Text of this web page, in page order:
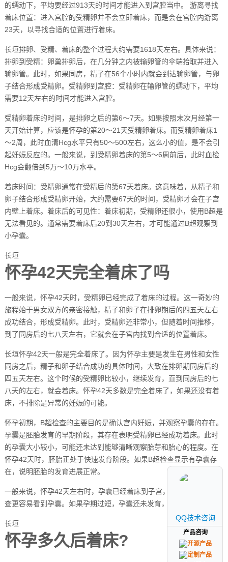
的蠕动下，平均要经过913天的时间才能进入到宫腔当中。 游离寻找
着床位置：进入宫腔的受精卵并不会立即着床，而是会在宫腔内游离
23天，以寻找合适的位置进行着床。
长垣排卵、受精、着床的整个过程大约需要1618天左右。具体来说：
排卵到受精：卵巢排卵后，在几分钟之内被输卵管的伞端拾取并进入
输卵管。此时，如果同房，精子在56个小时内就会到达输卵管，与卵
子结合形成受精卵。受精卵到宫腔：受精卵在输卵管的蠕动下，平均
需要12天左右的时间才能进入宫腔。
受精卵着床的时间，是排卵之后的第6～7天。如果按照末次月经第一
天开始计算，应该是怀孕的第20～21天受精卵着床。而受精卵着床1
～2周，此时血清Hcg水平只有50～500左右，这么小的值，是不会引
起妊娠反应的。一般来说，到受精卵着床的第5～6周前后，此时血检
Hcg会翻倍到5万～10万水平。
着床时间：受精卵通常在受精后的第67天着床。这意味着，从精子和
卵子结合形成受精卵开始，大约需要67天的时间，受精卵才会在子宫
内壁上着床。着床后的可见性：着床初期，受精卵还很小，使用B超是
无法看见的。通常需要着床后20到30天左右，才可能通过B超观察到
小孕囊。
长垣
怀孕42天完全着床了吗
一般来说，怀孕42天时，受精卵已经完成了着床的过程。这一奇妙的
旅程始于男女双方的亲密接触，精子和卵子在排卵期后的四五天左右
成功结合，形成受精卵。此时，受精卵还非常小，但随着时间推移，
到了同房后的七八天左右，它就会在子宫内找到合适的位置着床。
长垣怀孕42天一般是完全着床了。因为怀孕主要是发生在男性和女性
同房之后，精子和卵子结合成功的具体时间，大致在排卵期同房后的
四五天左右。这个时候的受精卵比较小，继续发育，直到同房后的七
八天的左右，就会着床。怀孕42天多数是完全着床了，如果还没有着
床，不排除是异常的妊娠的可能。
怀孕初期，B超检查的主要目的是确认宫内妊娠，并观察孕囊的存在。
孕囊是胚胎发育的早期阶段，其存在表明受精卵已经成功着床。此时
的孕囊大小较小，可能还未达到能够清晰观察胎芽和胎心的程度。在
怀孕42天时，胚胎正处于快速发育阶段。如果B超检查显示有孕囊存
在，说明胚胎的发育进展正常。
一般来说，怀孕42天左右时，孕囊已经着床到子宫，此时进行B超检
查更容易看到孕囊。如果孕期过短，孕囊还未发育，B超自然看不到。
长垣
怀孕多久后着床?
QQ技术咨询
产品咨询
QQ技术咨询
产品咨询